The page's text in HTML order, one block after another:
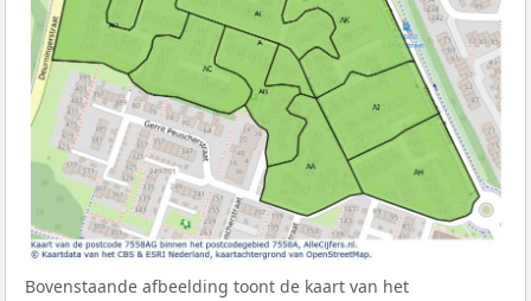
Bovenstaande afbeelding toont de kaart van het